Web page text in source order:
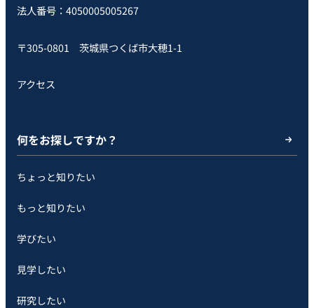
法人番号：4050005005267
〒305-0801 茨城県つくば市大穂1-1
アクセス
何をお探しですか？
ちょっと知りたい
もっと知りたい
学びたい
見学したい
研究したい